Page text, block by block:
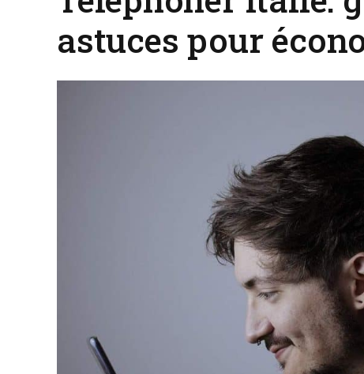
astuces pour